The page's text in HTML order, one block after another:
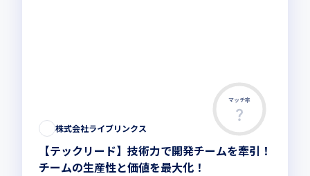
マッチ率
株式会社ライブリンクス
【テックリード】技術力で開発チームを牽引！
チームの生産性と価値を最大化！